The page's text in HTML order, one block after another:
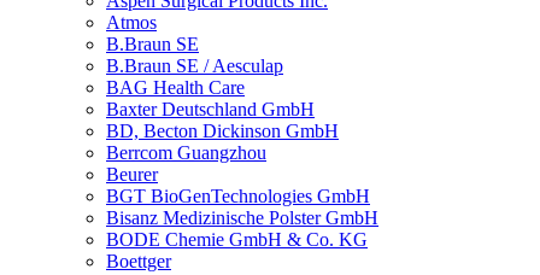
Atmos
B.Braun SE
B.Braun SE / Aesculap
BAG Health Care
Baxter Deutschland GmbH
BD, Becton Dickinson GmbH
Berrcom Guangzhou
Beurer
BGT BioGenTechnologies GmbH
Bisanz Medizinische Polster GmbH
BODE Chemie GmbH & Co. KG
Boettger